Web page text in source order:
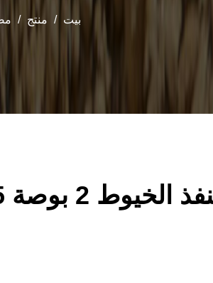
بيت / منتج /